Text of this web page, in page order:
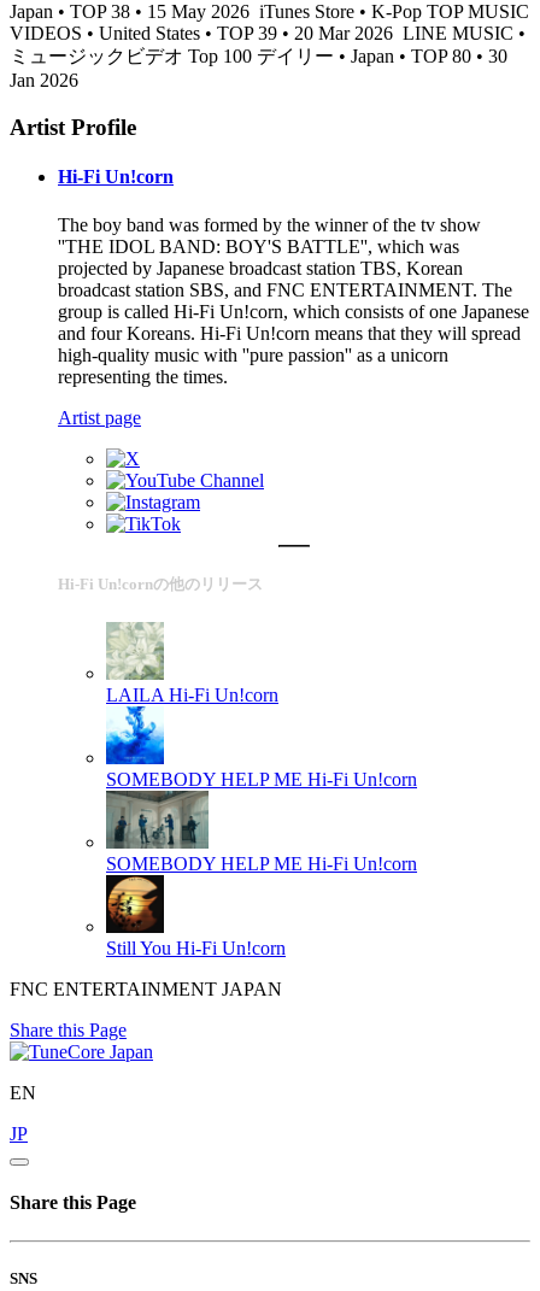
Japan • TOP 38 • 15 May 2026 iTunes Store • K-Pop TOP MUSIC
VIDEOS • United States • TOP 39 • 20 Mar 2026 LINE MUSIC •
ミュージックビデオ Top 100 デイリー • Japan • TOP 80 • 30
Jan 2026
Artist Profile
Hi-Fi Un!corn
The boy band was formed by the winner of the tv show
''THE IDOL BAND: BOY'S BATTLE'', which was
projected by Japanese broadcast station TBS, Korean
broadcast station SBS, and FNC ENTERTAINMENT. The
group is called Hi-Fi Un!corn, which consists of one Japanese
and four Koreans. Hi-Fi Un!corn means that they will spread
high-quality music with ''pure passion'' as a unicorn
representing the times.
Artist page
Hi-Fi Un!cornの他のリリース
LAILA Hi-Fi Un!corn
SOMEBODY HELP ME Hi-Fi Un!corn
SOMEBODY HELP ME Hi-Fi Un!corn
Still You Hi-Fi Un!corn
FNC ENTERTAINMENT JAPAN
Share this Page
EN
JP
Share this Page
SNS